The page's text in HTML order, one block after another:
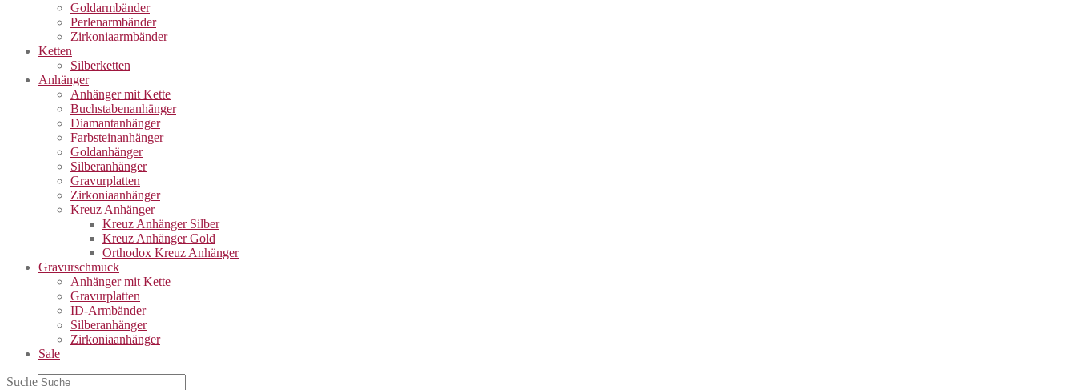
Goldarmbänder
Perlenarmbänder
Zirkoniaarmbänder
Ketten
Silberketten
Anhänger
Anhänger mit Kette
Buchstabenanhänger
Diamantanhänger
Farbsteinanhänger
Goldanhänger
Silberanhänger
Gravurplatten
Zirkoniaanhänger
Kreuz Anhänger
Kreuz Anhänger Silber
Kreuz Anhänger Gold
Orthodox Kreuz Anhänger
Gravurschmuck
Anhänger mit Kette
Gravurplatten
ID-Armbänder
Silberanhänger
Zirkoniaanhänger
Sale
Suche